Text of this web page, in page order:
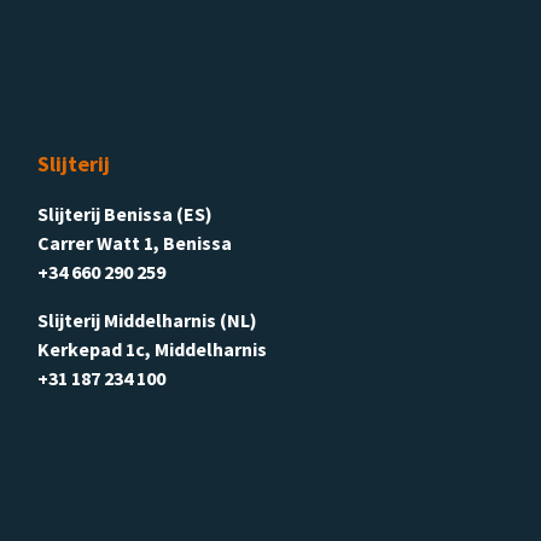
Slijterij
Slijterij Benissa (ES)
Carrer Watt 1, Benissa
+34 660 290 259
Slijterij Middelharnis (NL)
Kerkepad 1c, Middelharnis
+31 187 234 100